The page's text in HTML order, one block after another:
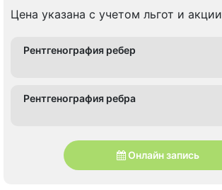
Цена указана с учетом льгот и акции
Рентгенография ребер
Рентгенография ребра
Онлайн запись